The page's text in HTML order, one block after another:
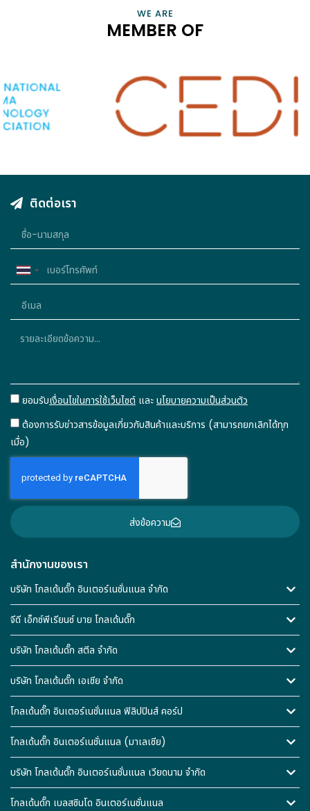
WE ARE
MEMBER OF
VIEW INFORMATION
สำนักงานของเรา
บริษัท โกลเด้นดั๊ก อินเตอร์เนชั่นแนล จำกัด
จีดี เอ็กซ์พีเรียนซ์ บาย โกลเด้นดั๊ก
บริษัท โกลเด้นดั๊ก สตีล จำกัด
บริษัท โกลเด้นดั๊ก เอเชีย จำกัด
โกลเด้นดั๊ก อินเตอร์เนชั่นแนล ฟิลิปปินส์ คอร์ป
โกลเด้นดั๊ก อินเตอร์เนชั่นแนล (มาเลเซีย)
บริษัท โกลเด้นดั๊ก อินเตอร์เนชั่นแนล เวียดนาม จำกัด
โกลเด้นดั๊ก เบลสซินโด อินเตอร์เนชั่นแนล
ติดต่อเรา
Thailand
ยอมรับเงื่อนไขในการใช้เว็บไซต์ และ นโยบายความเป็นส่วนตัว
ต้องการรับข่าวสารข้อมูลเกี่ยวกับสินค้าและบริการ (สามารถยกเลิกได้ทุก
เมื่อ)
ส่งข้อความ